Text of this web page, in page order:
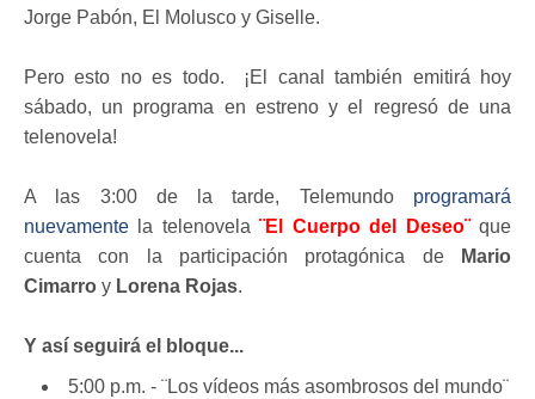
Jorge Pabón, El Molusco y Giselle.
Pero esto no es todo. ¡El canal también emitirá hoy
sábado, un programa en estreno y el regresó de una
telenovela!
A las 3:00 de la tarde, Telemundo programará
nuevamente la telenovela¨El Cuerpo del Deseo¨que
cuenta con la participación protagónica de
Mario
Cimarro y Lorena Rojas.
Y así seguirá el bloque...
5:00 p.m. - ¨Los vídeos más asombrosos del mundo¨